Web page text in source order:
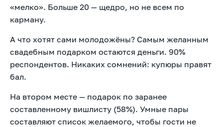
«мелко». Больше 20 — щедро, но не всем по
карману.
А что хотят сами молодожёны? Самым желанным
свадебным подарком остаются деньги. 90%
респондентов. Никаких сомнений: купюры правят
бал.
На втором месте — подарок по заранее
составленному вишлисту (58%). Умные пары
составляют список желаемого, чтобы гости не